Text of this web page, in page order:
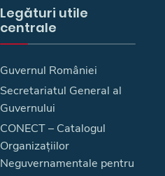
Legături utile
centrale
Guvernul României
Secretariatul General al
Guvernului
CONECT – Catalogul
Organizațiilor
Neguvernamentale pentru